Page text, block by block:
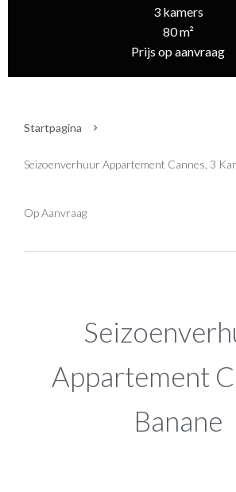
3 kamers
80 m²
Prijs op aanvraag
Startpagina
Seizoenverhuur Appartement Cannes, 3
Op Aanvraag
Appartement
Banane